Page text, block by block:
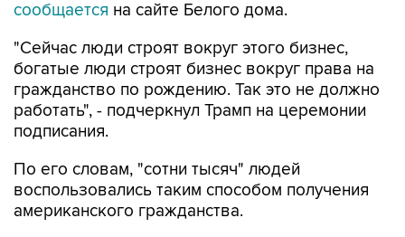
сообщается на сайте Белого дома.
"Сейчас люди строят вокруг этого бизнес,
богатые люди строят бизнес вокруг права на
гражданство по рождению. Так это не должно
работать", - подчеркнул Трамп на церемонии
подписания.
По его словам, "сотни тысяч" людей
воспользовались таким способом получения
американского гражданства.